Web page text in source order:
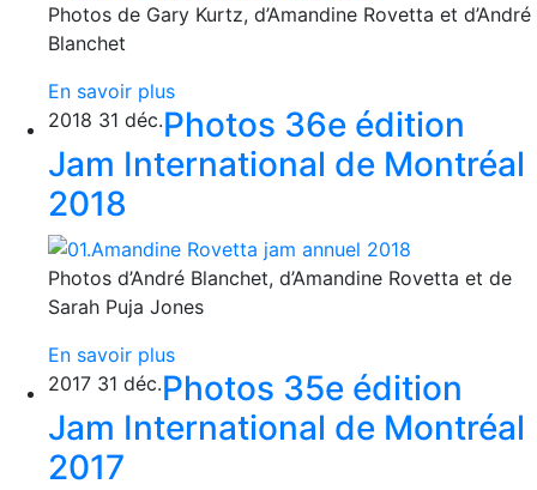
Photos de Gary Kurtz, d’Amandine Rovetta et d’André
Blanchet
En savoir plus
2018 31 déc.Photos 36e édition
Jam International de Montréal
2018
Photos d’André Blanchet, d’Amandine Rovetta et de
Sarah Puja Jones
En savoir plus
2017 31 déc.Photos 35e édition
Jam International de Montréal
2017